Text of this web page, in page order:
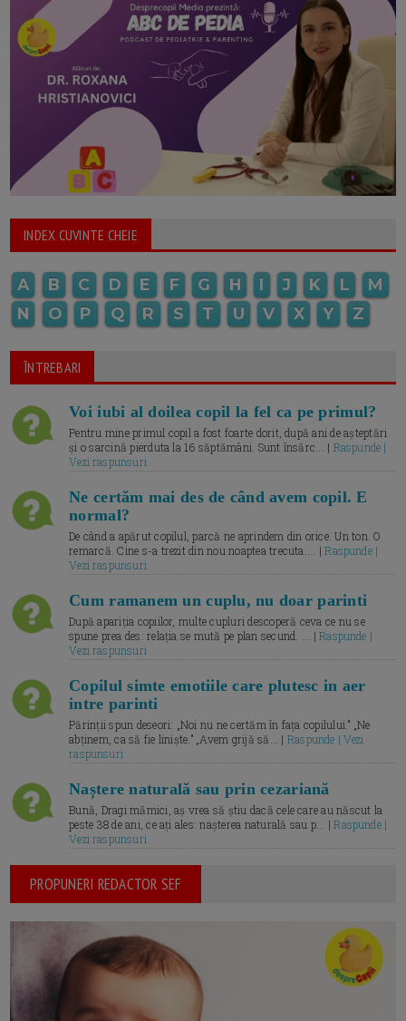
INDEX CUVINTE CHEIE
A B C D E F G H I J K L
M
N
O P Q R S T U V X Y Z
ÎNTREBARI
Voi iubi al doilea copil la fel ca pe primul?
Pentru mine primul copil a fost foarte dorit, după ani de așteptări
și o sarcină pierduta la 16 săptămâni. Sunt însărc... | Raspunde |
Vezi raspunsuri
Ne certăm mai des de când avem copil. E
normal?
De când a apărut copilul, parcă ne aprindem din orice. Un ton. O
remarcă. Cine s-a trezit din nou noaptea trecuta.... |Raspunde |
Vezi raspunsuri
Cum ramanem un cuplu, nu doar parinti
După apariția copiilor, multe cupluri descoperă ceva ce nu se
spune prea des: relația se mută pe plan secund. ... |Raspunde |
Vezi raspunsuri
Copilul simte emotiile care plutesc in aer
intre parinti
Părinții spun deseori: „Noi nu ne certăm în fața copilului.” „Ne
abținem, ca să fie liniște.” „Avem grijă să... | Raspunde | Vezi
raspunsuri
Naștere naturală sau prin cezariană
Bună, Dragi mămici, aș vrea să știu dacă cele care au născut la
peste 38 de ani, ce ați ales: nașterea naturală sau p... |Raspunde |
Vezi raspunsuri
PROPUNERI REDACTOR SEF